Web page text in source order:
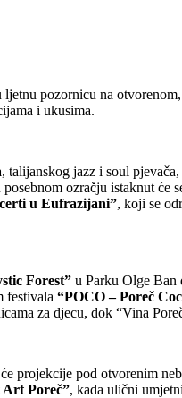
ljetnu pozornicu na
i ukusima.
, talijanskog jazz i soul
ozračju istaknut će
u Eufrazijani”, koji se
Forest” u Parku Olge Ban
festivala “POCO – Poreč
za djecu, dok “Vina
projekcije pod otvorenim
Art Poreč”, kada ulični